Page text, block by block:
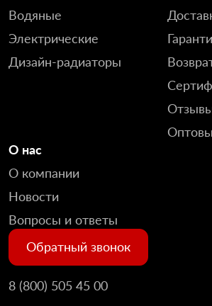
Водяные
Электрические
Дизайн-радиаторы
О нас
О компании
Новости
Вопросы и ответы
Обратный звонок
8 (800) 505 45 00